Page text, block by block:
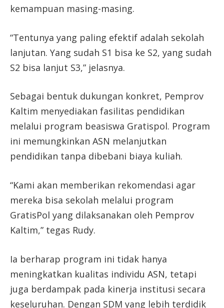
kemampuan masing-masing.
“Tentunya yang paling efektif adalah sekolah
lanjutan. Yang sudah S1 bisa ke S2, yang sudah
S2 bisa lanjut S3,” jelasnya.
Sebagai bentuk dukungan konkret, Pemprov
Kaltim menyediakan fasilitas pendidikan
melalui program beasiswa Gratispol. Program
ini memungkinkan ASN melanjutkan
pendidikan tanpa dibebani biaya kuliah.
“Kami akan memberikan rekomendasi agar
mereka bisa sekolah melalui program
GratisPol yang dilaksanakan oleh Pemprov
Kaltim,” tegas Rudy.
Ia berharap program ini tidak hanya
meningkatkan kualitas individu ASN, tetapi
juga berdampak pada kinerja institusi secara
keseluruhan. Dengan SDM yang lebih terdidik